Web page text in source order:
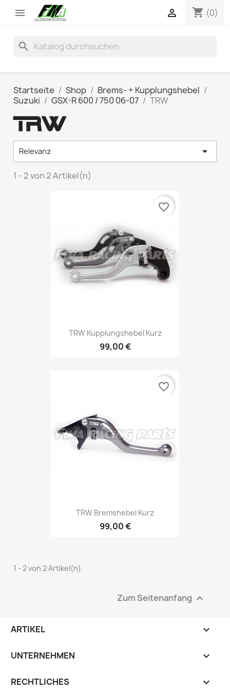
 shopping_cart (0)

search
Startseite Shop
Brems- + Kupplungshebel
Suzuki
GSX-R 600 / 750 06-07 TRW
TRW
Relevanz 
1 - 2 von 2 Artikel(n)
TRW Kupplungshebel Kurz
99,00 €
favorite_border
TRW Bremshebel Kurz
99,00 €
favorite_border
1 - 2 von 2 Artikel(n)
Zum Seitenanfang 
ARTIKEL 
UNTERNEHMEN 
RECHTLICHES 